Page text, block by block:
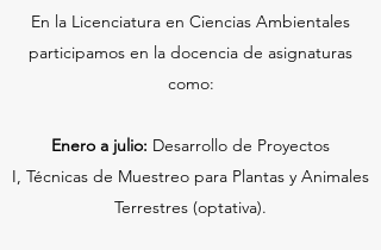
En la Licenciatura en Ciencias Ambientales
participamos en la docencia de asignaturas
como:
Enero a julio: Desarrollo de Proyectos
I, Técnicas de Muestreo para Plantas y Animales
Terrestres (optativa).